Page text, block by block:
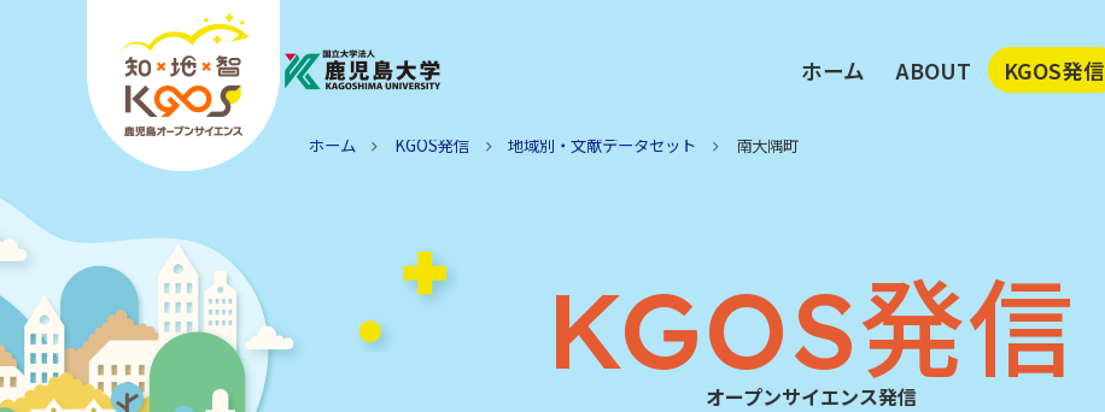
ホーム ABOUT KGOS発信
ホーム KGOS発信 地域別・文献データセット 南大隅町
KGOS発信
オープンサイエンス発信